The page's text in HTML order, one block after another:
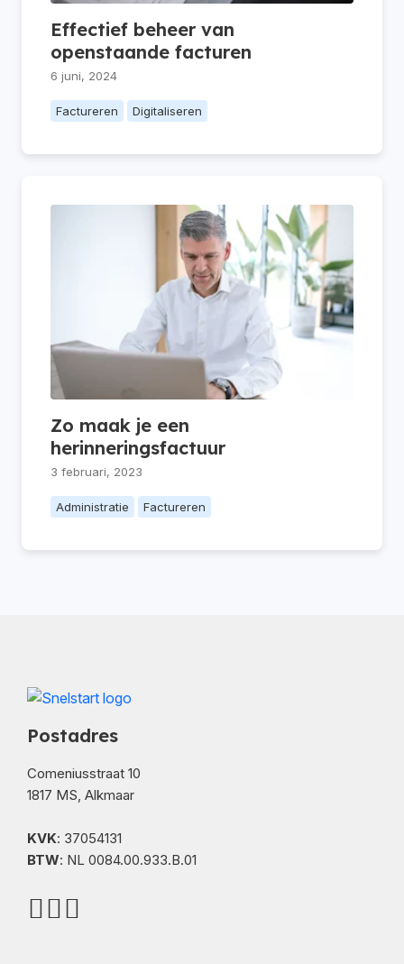
Effectief beheer van
openstaande facturen
6 juni, 2024
Factureren Digitaliseren
Zo maak je een
herinneringsfactuur
3 februari, 2023
Administratie Factureren
Postadres
Comeniusstraat 10
1817 MS, Alkmaar
KVK: 37054131
BTW: NL 0084.00.933.B.01